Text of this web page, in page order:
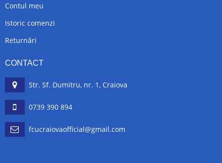
Contul meu
Istoric comenzi
Returnări
CONTACT
Str. Sf. Dumitru, nr. 1, Craiova
0739 390 894
fcucraiovaofficial@gmail.com